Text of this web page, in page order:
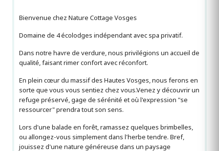
Bienvenue chez Nature Cottage Vosges
Domaine de 4 écolodges indépendant avec spa privatif.
Dans notre havre de verdure, nous privilégions un accueil de
qualité, faisant rimer confort avec réconfort.
En plein cœur du massif des Hautes Vosges, nous ferons en
sorte que vous vous sentiez chez vous.Venez y découvrir un
refuge préservé, gage de sérénité et où l'expression "se
ressourcer" prendra tout son sens.
Lors d'une balade en forêt, ramassez quelques brimbelles,
ou allongez-vous simplement dans l'herbe tendre. Bref,
jouissez d'une nature généreuse dans un paysage